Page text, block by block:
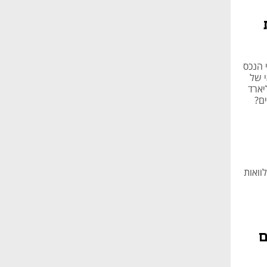
לישראלים ללוות עד 70% משווי הנכס
של
למחצית 2025 וכבר עומד על 34 מיליארד
הלוואות